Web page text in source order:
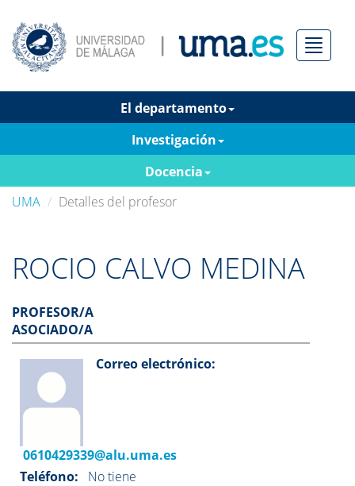
Menú
El departamento
Investigación
Docencia
UMA
Detalles del profesor
ROCIO CALVO MEDINA
PROFESOR/A
ASOCIADO/A
Correo electrónico:
0610429339@alu.uma.es
Teléfono: No tiene